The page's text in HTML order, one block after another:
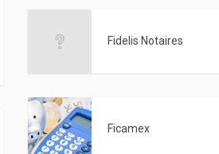
Fidelis Notaires
Ficamex